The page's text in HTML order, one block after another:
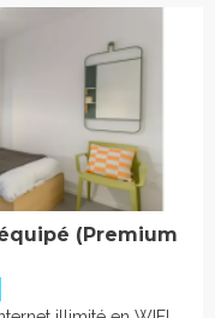
(Premium